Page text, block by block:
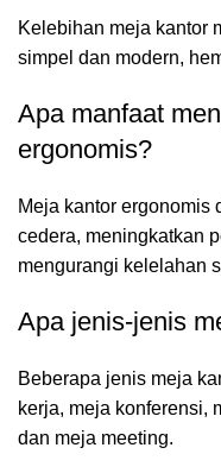
Kelebihan meja kantor
simpel dan modern,
Apa manfaat
ergonomis?
Meja kantor ergonomis
cedera, meningkatkan
mengurangi kelelahan
Apa jenis-jenis
Beberapa jenis meja
kerja, meja konferensi,
dan meja meeting.